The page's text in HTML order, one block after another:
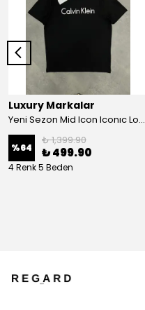
Luxury Markalar
Yeni Sezon Mid Icon Iconıc Logo T-shirt
%64
₺ 1,399.90
₺ 499.90
4 Renk 5 Beden